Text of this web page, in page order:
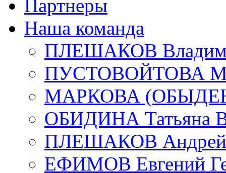
Партнеры
Наша команда
ПЛЕШАКОВ
ПУСТОВОЙТОВА
МАРКОВА
ОБИДИНА Татьяна
ПЛЕШАКОВ Андрей
ЕФИМОВ Евгений